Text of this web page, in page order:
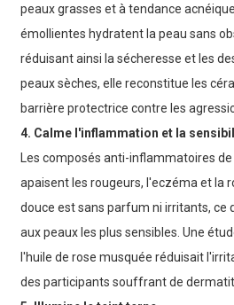
peaux grasses et à tendance
émollientes hydratent la peau sans
réduisant ainsi la sécheresse et les
peaux sèches, elle reconstitue les
barrière protectrice contre les
4. Calme l'inflammation et la
Les composés anti-inflammatoires
apaisent les rougeurs, l'eczéma et la
douce est sans parfum ni irritants, ce
aux peaux les plus sensibles. Une
l'huile de rose musquée réduisait
des participants souffrant de